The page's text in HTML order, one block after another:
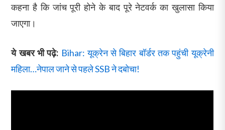
कहना है कि जांच पूरी होने के बाद पूरे नेटवर्क का खुलासा किया
जाएगा।
ये खबर भी पढ़े: Bihar: यूक्रेन से बिहार बॉर्डर तक पहुंची यूक्रेनी
महिला…नेपाल जाने से पहले SSB ने दबोचा!